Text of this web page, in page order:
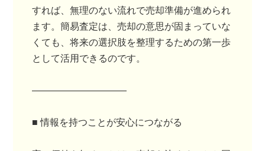
すれば、無理のない流れで売却準備が進められ
ます。簡易査定は、売却の意思が固まっていな
くても、将来の選択肢を整理するための第一歩
として活用できるのです。
――――――――――
■ 情報を持つことが安心につながる